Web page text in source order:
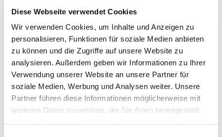
Diese Webseite verwendet Cookies
Wir verwenden Cookies, um Inhalte und Anzeigen zu
personalisieren, Funktionen für soziale Medien anbieten
zu können und die Zugriffe auf unsere Website zu
analysieren. Außerdem geben wir Informationen zu Ihrer
Verwendung unserer Website an unsere Partner für
soziale Medien, Werbung und Analysen weiter. Unsere
Partner führen diese Informationen möglicherweise mit
weiteren Daten zusammen, die Sie ihnen bereitgestellt
DVS TOOLINGProduktportfolio
Entdecken Sie das unser Produktportfolio für das PRÄWEMA
Verzahnungshonen.